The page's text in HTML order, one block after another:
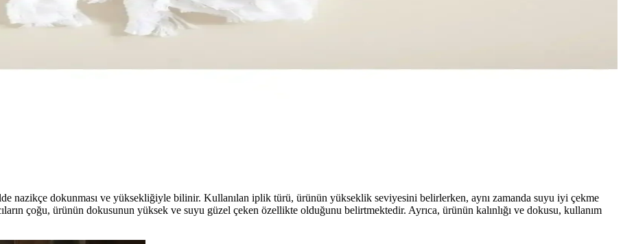
Havlu Sizin İçin Uygun
nazikçe dokunması ve yüksekliğiyle bilinir. Kullanılan iplik türü, ürünün yükseklik seviyesini belirlerken, aynı zamanda suyu iyi çekme
çoğu, ürünün dokusunun yüksek ve suyu güzel çeken özellikte olduğunu belirtmektedir. Ayrıca, ürünün kalınlığı ve dokusu, kullanım